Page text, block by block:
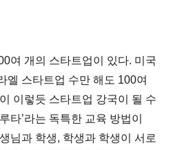
여 개의 스타트업이 있다. 미국
엘 스타트업 수만 해도 100여
이렇듯 스타트업 강국이 될 수
타’라는 독특한 교육 방법이
님과 학생, 학생과 학생이 서로